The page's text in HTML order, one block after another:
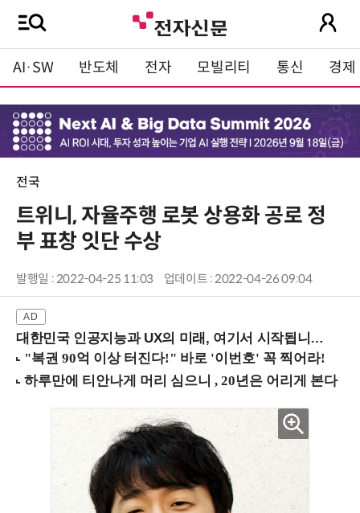
AI·SW 반도체 전자 모빌리티 통신 경제
전국
트위니, 자율주행 로봇 상용화 공로 정
부 표창 잇단 수상
발행일 : 2022-04-25 11:03 업데이트 : 2022-04-26 09:04
대한민국 인공지능과 UX의 미래, 여기서 시작됩니다! (9/2 강남역)